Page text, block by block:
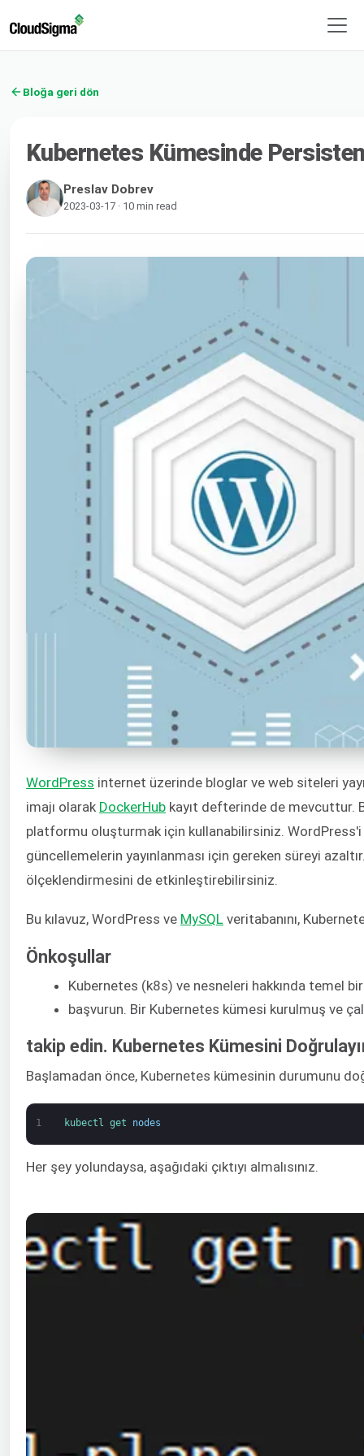
Bloğa geri dön
Kubernetes Kümesinde
Preslav Dobrev
2023-03-17 · 10 min read
WordPress internet üzerinde bloglar ve web siteleri
imajı olarak DockerHub kayıt defterinde de mevcuttur.
platformu oluşturmak için kullanabilirsiniz. WordPress'i
güncellemelerin yayınlanması için gereken süreyi
ölçeklendirmesini de etkinleştirebilirsiniz.
Bu kılavuz, WordPress ve MySQL veritabanını,
Önkoşullar
Kubernetes (k8s) ve nesneleri hakkında temel
başvurun. Bir Kubernetes kümesi kurulmuş ve
takip edin. Kubernetes Kümesini
Başlamadan önce, Kubernetes kümesinin durumunu
1 kubectl get nodes
Her şey yolundaysa, aşağıdaki çıktıyı almalısınız.